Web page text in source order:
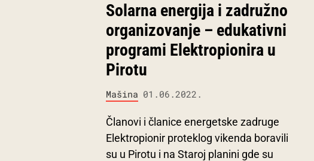
Solarna energija i zadružno
organizovanje – edukativni
programi Elektropionira u
Pirotu
Mašina 01.06.2022.
Članovi i članice energetske zadruge
Elektropionir proteklog vikenda boravili
su u Pirotu i na Staroj planini gde su